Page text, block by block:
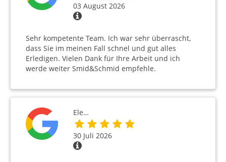
03 August 2026
Sehr kompetente Team. Ich war sehr überrascht,
dass Sie im meinen Fall schnel und gut alles
Erledigen. Vielen Dank für Ihre Arbeit und ich
werde weiter Smid&Schmid empfehle.
Ele…
30 Juli 2026